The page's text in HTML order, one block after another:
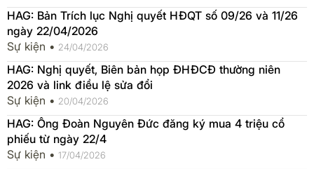
HAG: Bản Trích lục Nghị quyết HĐQT số 09/26 và 11/26
ngày 22/04/2026
Sự kiện • 24/04/2026
HAG: Nghị quyết, Biên bản họp ĐHĐCĐ thường niên
2026 và link điều lệ sửa đổi
Sự kiện • 20/04/2026
HAG: Ông Đoàn Nguyên Đức đăng ký mua 4 triệu cổ
phiếu từ ngày 22/4
Sự kiện • 17/04/2026